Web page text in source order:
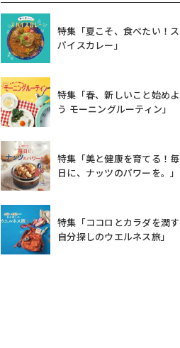
特集「夏こそ、食べたい！ス
パイスカレー」
特集「春、新しいこと始めよ
う モーニングルーティン」
特集「美と健康を育てる！毎
日に、ナッツのパワーを。」
特集「ココロとカラダを潤す
自分探しのウエルネス旅」